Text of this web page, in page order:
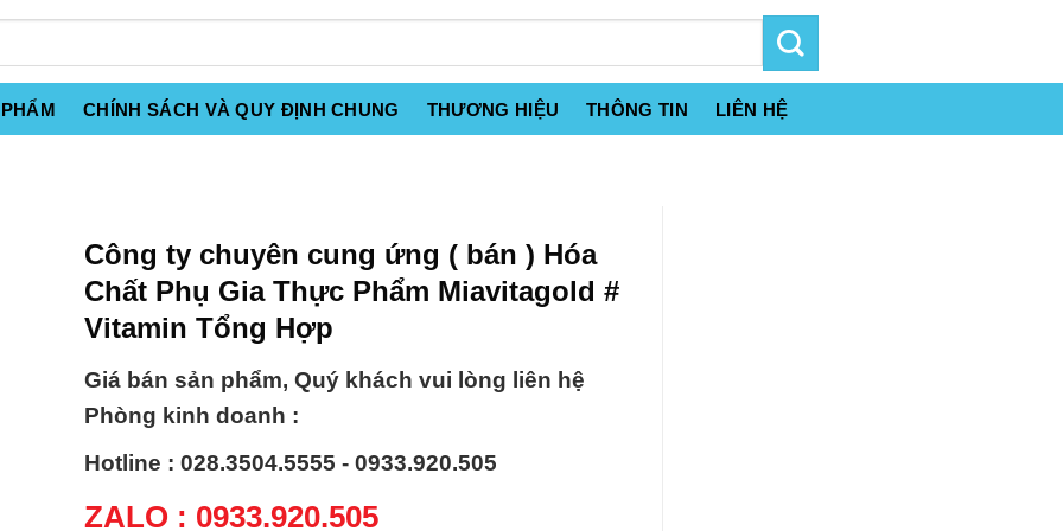
CHÍNH SÁCH VÀ QUY ĐỊNH CHUNG THƯƠNG HIỆU THÔNG TIN LIÊN HỆ
Công ty chuyên cung ứng ( bán ) Hóa
Chất Phụ Gia Thực Phẩm Miavitagold #
Vitamin Tổng Hợp
Giá bán sản phẩm, Quý khách vui lòng liên hệ
Phòng kinh doanh :
Hotline : 028.3504.5555 - 0933.920.505
ZALO : 0933.920.505